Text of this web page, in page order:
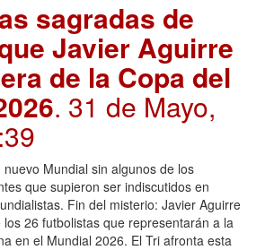
sagradas de
Javier Aguirre
de la Copa del
. 31 de Mayo,
Mundial sin algunos de los
que supieron ser indiscutidos en
Fin del misterio: Javier Aguirre
26 futbolistas que representarán a la
en el Mundial 2026. El Tri afronta esta